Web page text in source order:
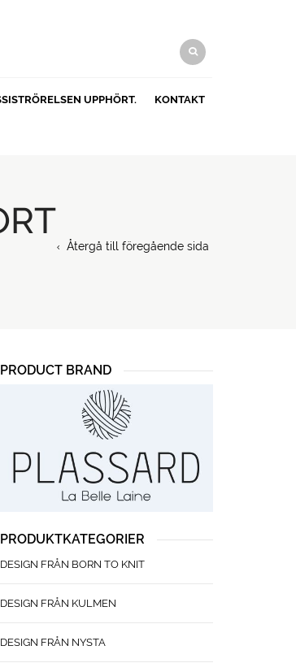
UPPHÖRT. KONTAKT
Återgå till föregående sida
PRODUCT BRAND
PRODUKTKATEGORIER
DESIGN FRÅN BORN TO KNIT
DESIGN FRÅN KULMEN
DESIGN FRÅN NYSTA